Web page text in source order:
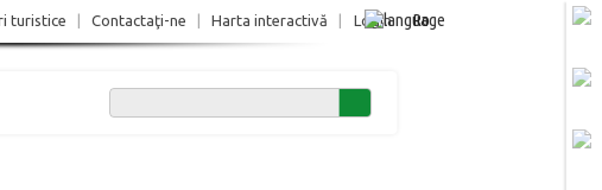
Login Ro
turistice Contactaţi-ne Harta interactivă